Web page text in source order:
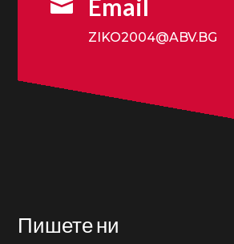
 Email
ZIKO2004@ABV.BG
Пишете ни